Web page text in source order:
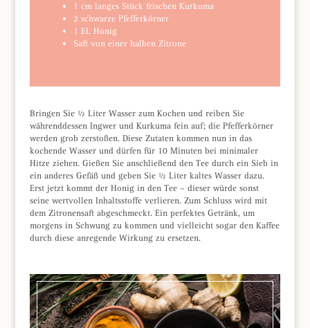
1 cm langes Stück frischen Kurkuma
2 schwarze Pfefferkörner
1 EL Honig
Saft von einer halben Zitrone
Bringen Sie ½ Liter Wasser zum Kochen und reiben Sie
währenddessen Ingwer und Kurkuma fein auf; die Pfefferkörner
werden grob zerstoßen. Diese Zutaten kommen nun in das
kochende Wasser und dürfen für 10 Minuten bei minimaler
Hitze ziehen. Gießen Sie anschließend den Tee durch ein Sieb in
ein anderes Gefäß und geben Sie ½ Liter kaltes Wasser dazu.
Erst jetzt kommt der Honig in den Tee – dieser würde sonst
seine wertvollen Inhaltsstoffe verlieren. Zum Schluss wird mit
dem Zitronensaft abgeschmeckt. Ein perfektes Getränk, um
morgens in Schwung zu kommen und vielleicht sogar den Kaffee
durch diese anregende Wirkung zu ersetzen.